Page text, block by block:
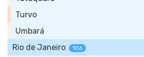
Turvo
Umbará
Rio de Janeiro
106